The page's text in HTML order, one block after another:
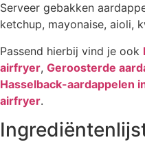
Serveer gebakken
ketchup, mayonaise, aioli,
Passend hierbij vind je ook
airfryer, Geroosterde
Hasselback-aardappelen
airfryer.